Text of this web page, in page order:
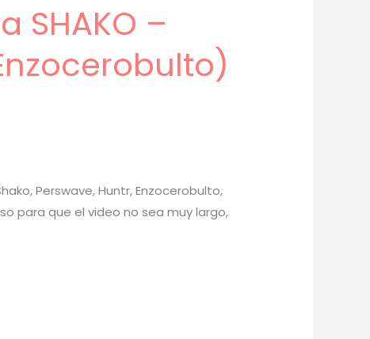
SHAKO –
Perswave, Huntr, Enzocerobulto,
para que el video no sea muy largo,